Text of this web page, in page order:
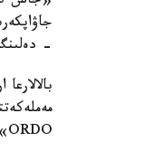
-
ORDO» حالىقارالىق تەاتر فەستيۆالىندە باس جۇلدەنى جەڭىپ الدى.